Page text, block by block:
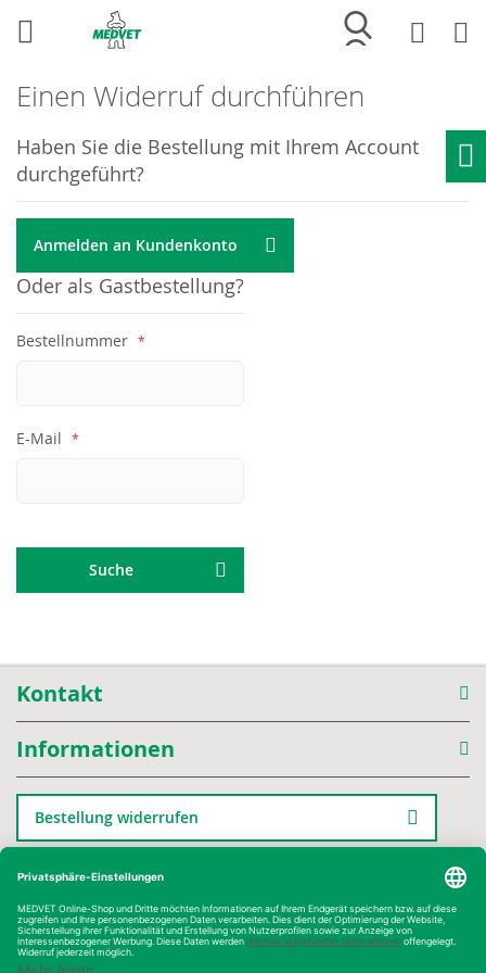
Merkliste
Einen Widerruf durchführen
Haben Sie die Bestellung mit Ihrem Account
durchgeführt?
Anmelden an Kundenkonto
Oder als Gastbestellung?
Bestellnummer
E-Mail
Suche
Kontakt
Informationen
Bestellung widerrufen
Kategorien